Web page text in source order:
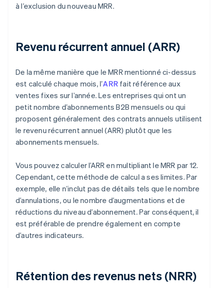
à l’exclusion du nouveau MRR.
Revenu récurrent annuel (ARR)
De la même manière que le MRR mentionné ci-dessus
est calculé chaque mois, l’ARR fait référence aux
ventes fixes sur l’année. Les entreprises qui ont un
petit nombre d’abonnements B2B mensuels ou qui
proposent généralement des contrats annuels utilisent
le revenu récurrent annuel (ARR) plutôt que les
abonnements mensuels.
Vous pouvez calculer l’ARR en multipliant le MRR par 12.
Cependant, cette méthode de calcul a ses limites. Par
exemple, elle n’inclut pas de détails tels que le nombre
d’annulations, ou le nombre d’augmentations et de
réductions du niveau d’abonnement. Par conséquent, il
est préférable de prendre également en compte
d’autres indicateurs.
Rétention des revenus nets (NRR)